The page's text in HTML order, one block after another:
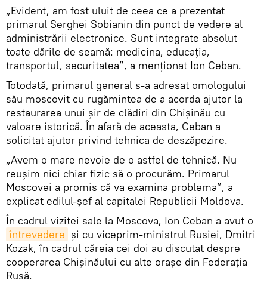
„Evident, am fost uluit de ceea ce a prezentat
primarul Serghei Sobianin din punct de vedere al
administrării electronice. Sunt integrate absolut
toate dările de seamă: medicina, educația,
transportul, securitatea”, a menționat Ion Ceban.
Totodată, primarul general s-a adresat omologului
său moscovit cu rugămintea de a acorda ajutor la
restaurarea unui șir de clădiri din Chișinău cu
valoare istorică. În afară de aceasta, Ceban a
solicitat ajutor privind tehnica de deszăpezire.
„Avem o mare nevoie de o astfel de tehnică. Nu
reușim nici chiar fizic să o procurăm. Primarul
Moscovei a promis că va examina problema”, a
explicat edilul-șef al capitalei Republicii Moldova.
În cadrul vizitei sale la Moscova, Ion Ceban a avut o
întrevedere și cu viceprim-ministrul Rusiei, Dmitri
Kozak, în cadrul căreia cei doi au discutat despre
cooperarea Chișinăului cu alte orașe din Federația
Rusă.